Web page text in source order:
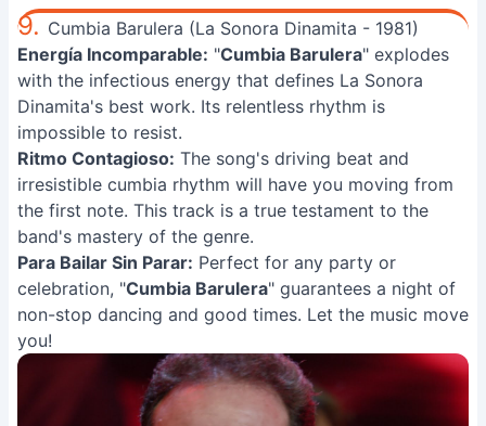
9. Cumbia Barulera (La Sonora Dinamita - 1981)
Energía Incomparable: "Cumbia Barulera" explodes
with the infectious energy that defines La Sonora
Dinamita's best work. Its relentless rhythm is
impossible to resist.
Ritmo Contagioso: The song's driving beat and
irresistible cumbia rhythm will have you moving from
the first note. This track is a true testament to the
band's mastery of the genre.
Para Bailar Sin Parar: Perfect for any party or
celebration, "Cumbia Barulera" guarantees a night of
non-stop dancing and good times. Let the music move
you!